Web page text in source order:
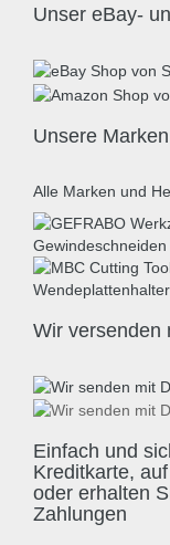
Unser eBay-
Unsere Marken
Alle Marken und
Wir versenden
Einfach und
Kreditkarte,
oder erhalten
Zahlungen